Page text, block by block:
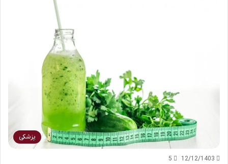
پزشکی
12/12/1403
5